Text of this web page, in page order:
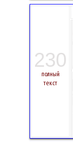
230
полный
текст